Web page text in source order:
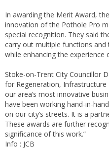
In awarding the Merit Award,
innovation of the Pothole Pro
special recognition. They said
carry out multiple functions
while enhancing the experience
Stoke-on-Trent City Councillor
for Regeneration, Infrastructure
our area’s most innovative
have been working hand-in-
on our city’s streets. It is a
These awards are further
significance of this work.”
Info : JCB